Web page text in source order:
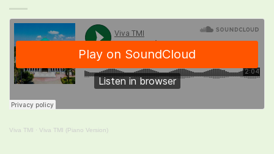
Viva TMI · Viva TMI (Piano Version)